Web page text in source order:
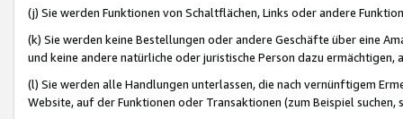
(j) Sie werden Funktionen von Schaltflächen, Links oder andere
(k) Sie werden keine Bestellungen oder andere Geschäfte über eine
und keine andere natürliche oder juristische Person dazu
(l) Sie werden alle Handlungen unterlassen, die nach vernünftigem
Website, auf der Funktionen oder Transaktionen (zum Beispiel